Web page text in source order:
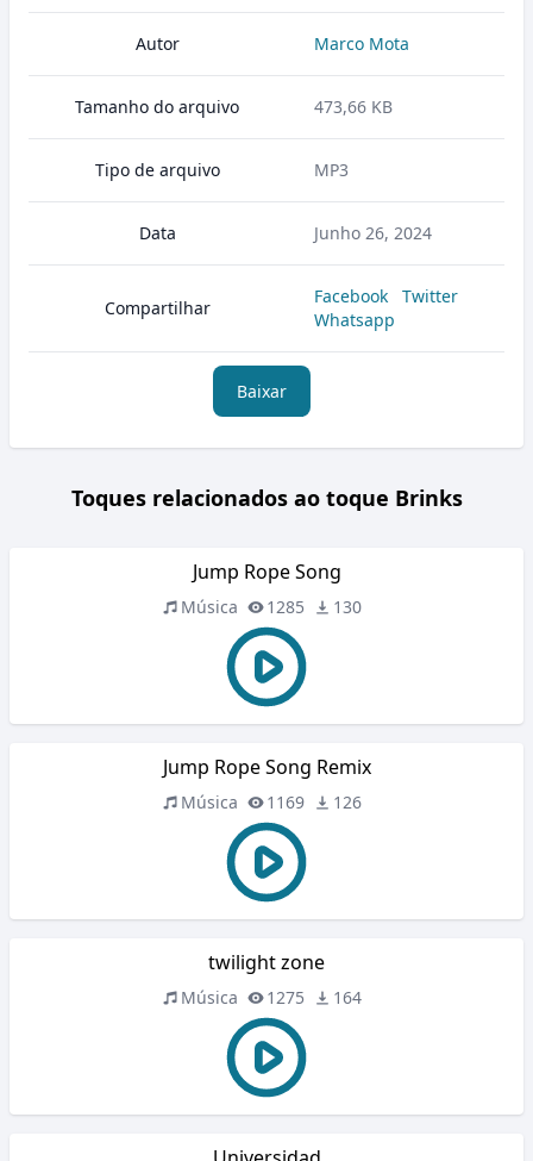
Autor Marco Mota
Tamanho do arquivo 473,66 KB
Tipo de arquivo MP3
Data Junho 26, 2024
Compartilhar
Facebook
Twitter
Whatsapp
Baixar
Toques relacionados ao toque Brinks
Jump Rope Song
Música 1285 130
Jump Rope Song Remix
Música 1169 126
twilight zone
Música 1275 164